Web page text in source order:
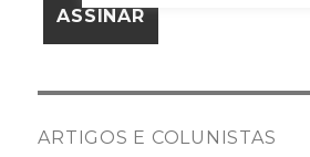
ARTIGOS E COLUNISTAS